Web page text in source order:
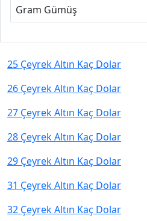
Gram Gümüş
25 Çeyrek Altın Kaç Dolar
26 Çeyrek Altın Kaç Dolar
27 Çeyrek Altın Kaç Dolar
28 Çeyrek Altın Kaç Dolar
29 Çeyrek Altın Kaç Dolar
31 Çeyrek Altın Kaç Dolar
32 Çeyrek Altın Kaç Dolar